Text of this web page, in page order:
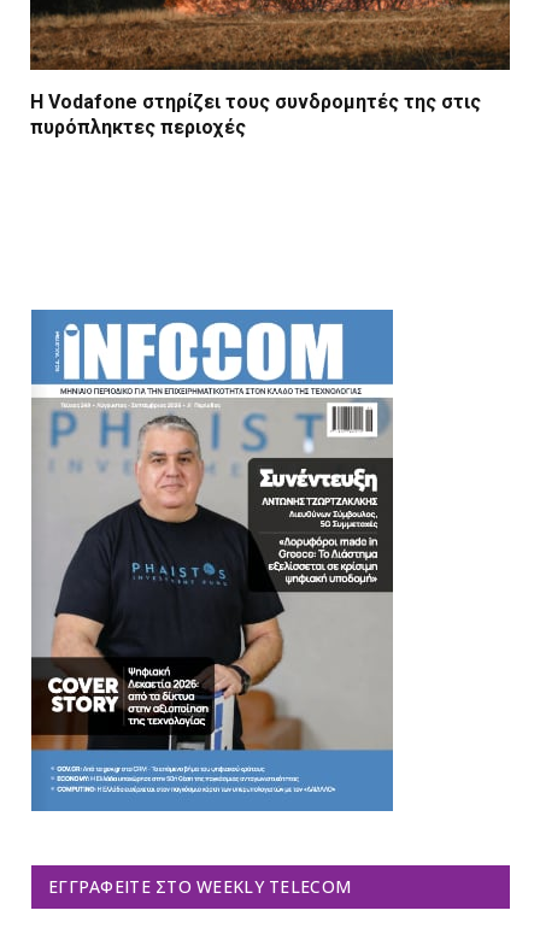
Η Vodafone στηρίζει τους συνδρομητές της στις
πυρόπληκτες περιοχές
ΕΓΓΡΑΦΕΊΤΕ ΣΤΟ WEEKLY TELECOM